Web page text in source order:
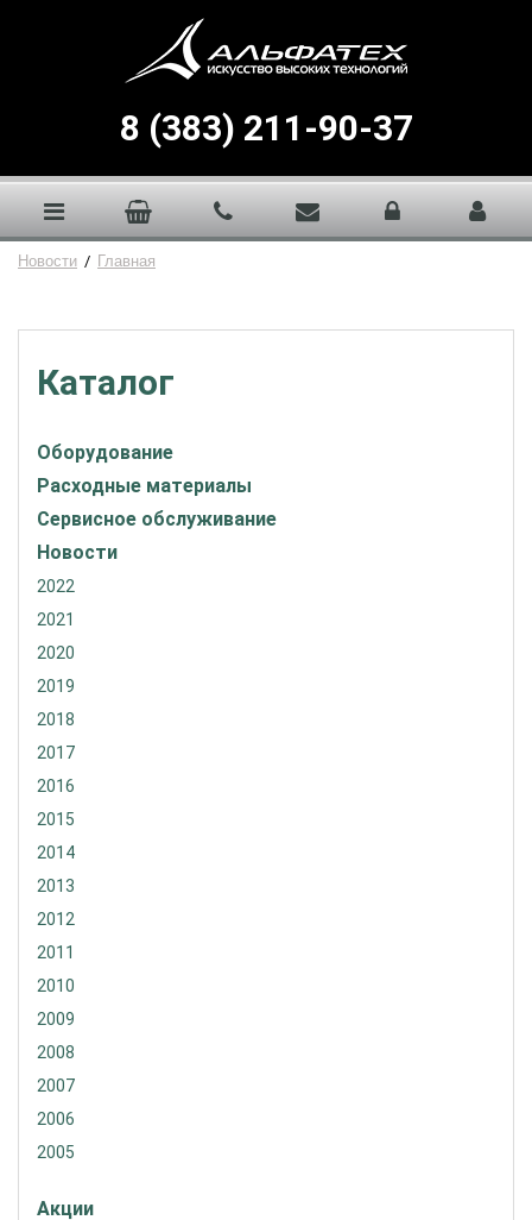
8 (383) 211-90-37
Новости / Главная
Каталог
Оборудование
Расходные материалы
Сервисное обслуживание
Новости
2022
2021
2020
2019
2018
2017
2016
2015
2014
2013
2012
2011
2010
2009
2008
2007
2006
2005
Акции